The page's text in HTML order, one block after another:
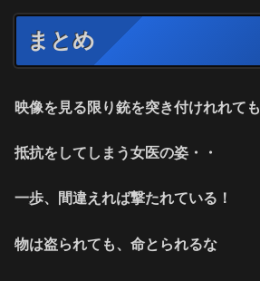
まとめ
映像を見る限り銃を突き付けれれても
抵抗をしてしまう女医の姿・・
一歩、間違えれば撃たれている！
物は盗られても、命とられるな